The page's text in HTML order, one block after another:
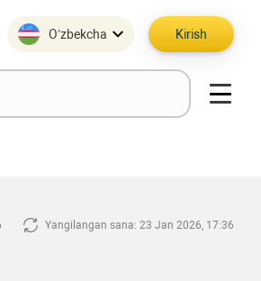
O’zbekcha Kirish
Yangilangan sana: 23 Jan 2026, 17:36